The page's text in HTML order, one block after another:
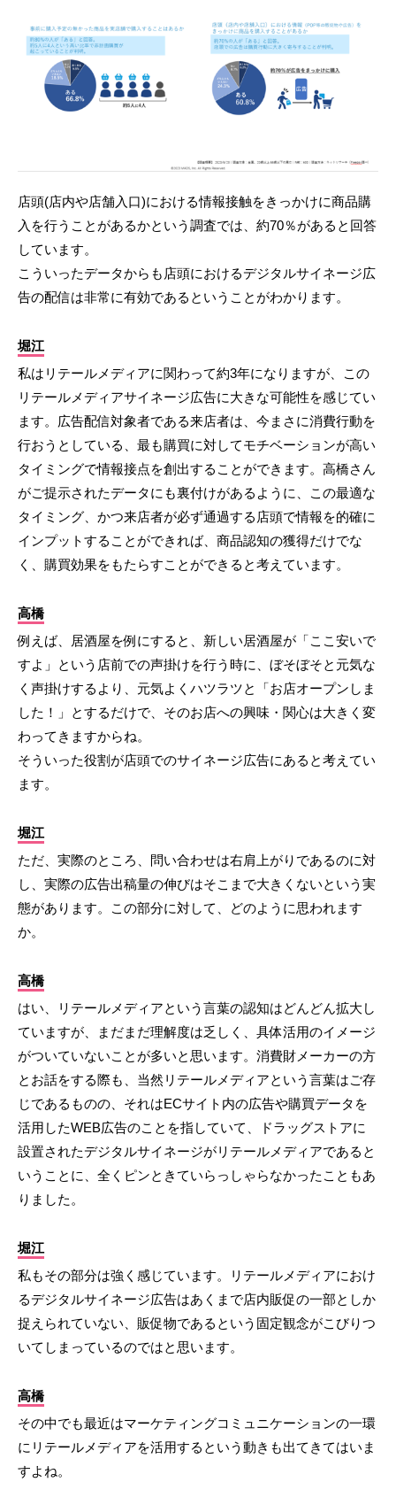
店頭(店内や店舗入口)における情報接触をきっかけに商品購
入を行うことがあるかという調査では、約70％があると回答
しています。
こういったデータからも店頭におけるデジタルサイネージ広
告の配信は非常に有効であるということがわかります。
堀江
私はリテールメディアに関わって約3年になりますが、この
リテールメディアサイネージ広告に大きな可能性を感じてい
ます。広告配信対象者である来店者は、今まさに消費行動を
行おうとしている、最も購買に対してモチベーションが高い
タイミングで情報接点を創出することができます。高橋さん
がご提示されたデータにも裏付けがあるように、この最適な
タイミング、かつ来店者が必ず通過する店頭で情報を的確に
インプットすることができれば、商品認知の獲得だけでな
く、購買効果をもたらすことができると考えています。
高橋
例えば、居酒屋を例にすると、新しい居酒屋が「ここ安いで
すよ」という店前での声掛けを行う時に、ぼそぼそと元気な
く声掛けするより、元気よくハツラツと「お店オープンしま
した！」とするだけで、そのお店への興味・関心は大きく変
わってきますからね。
そういった役割が店頭でのサイネージ広告にあると考えてい
ます。
堀江
ただ、実際のところ、問い合わせは右肩上がりであるのに対
し、実際の広告出稿量の伸びはそこまで大きくないという実
態があります。この部分に対して、どのように思われます
か。
高橋
はい、リテールメディアという言葉の認知はどんどん拡大し
ていますが、まだまだ理解度は乏しく、具体活用のイメージ
がついていないことが多いと思います。消費財メーカーの方
とお話をする際も、当然リテールメディアという言葉はご存
じであるものの、それはECサイト内の広告や購買データを
活用したWEB広告のことを指していて、ドラッグストアに
設置されたデジタルサイネージがリテールメディアであると
いうことに、全くピンときていらっしゃらなかったこともあ
りました。
堀江
私もその部分は強く感じています。リテールメディアにおけ
るデジタルサイネージ広告はあくまで店内販促の一部としか
捉えられていない、販促物であるという固定観念がこびりつ
いてしまっているのではと思います。
高橋
その中でも最近はマーケティングコミュニケーションの一環
にリテールメディアを活用するという動きも出てきてはいま
すよね。